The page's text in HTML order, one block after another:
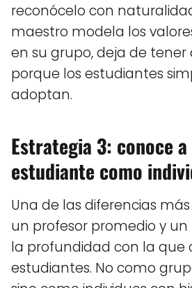
reconócelo con
maestro modela los
en su grupo, deja de tener
porque los estudiantes
adoptan.
Estrategia 3: conoce a
estudiante como
Una de las diferencias
un profesor promedio y un
la profundidad con la que
estudiantes. No como